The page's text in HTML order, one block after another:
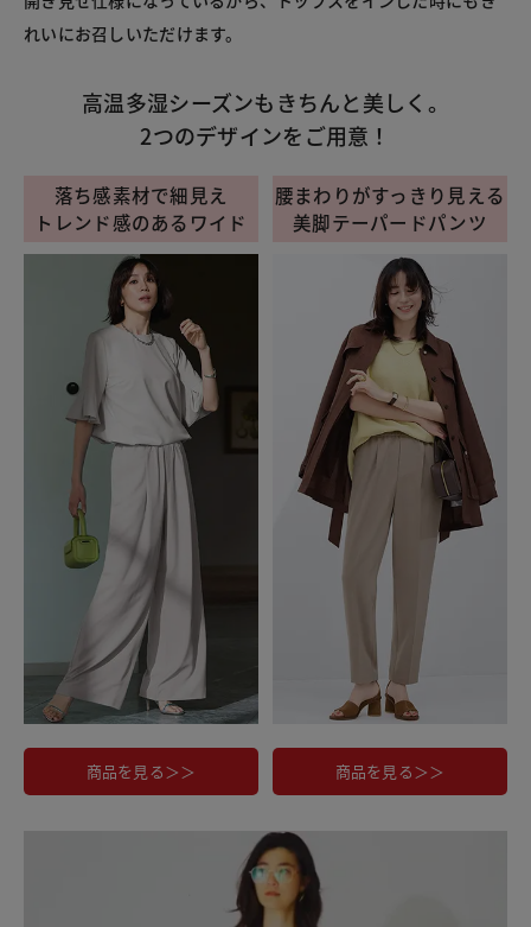
れいにお召しいただけます。
高温多湿シーズンもきちんと美しく。
2つのデザインをご用意！
落ち感素材で細見え
トレンド感のあるワイド
商品を見る＞＞
腰まわりがすっきり見える
美脚テーパードパンツ
商品を見る＞＞